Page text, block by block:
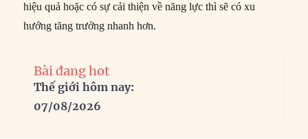
hiệu quả hoặc có sự cải thiện về năng lực thì sẽ có xu
hướng tăng trưởng nhanh hơn.
Bài đang hot
Thế giới hôm nay:
07/08/2026